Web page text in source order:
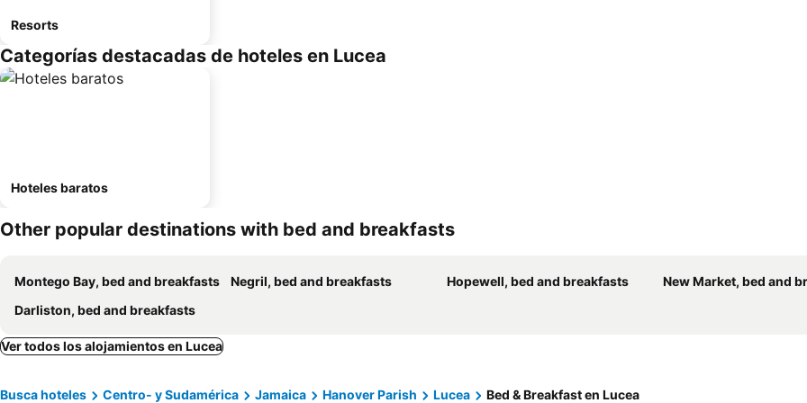
Resorts
Categorías destacadas de hoteles en Lucea
Hoteles baratos
Other popular destinations with bed and breakfasts
Montego Bay, bed and breakfasts Negril, bed and breakfasts Hopewell, bed and breakfasts
New Market, bed and
Darliston, bed and breakfasts
Ver todos los alojamientos en Lucea
Busca hoteles Centro- y Sudamérica Jamaica Hanover Parish Lucea Bed & Breakfast en Lucea